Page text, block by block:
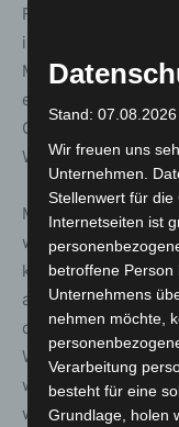
Forschungsprojekt
in den Großen
Millionen Euro eine
einen Tiefteil zur
Wellenmaschine
Mit der Erweiterung
weltweit einmalige
können
aus Seegang und
damit realitätsnah
Wellen, wie sie
werden, können
werden. Mit der
Stand: 07.08.2026
Wir freuen uns
Unternehmen.
Stellenwert für die
Internetseiten ist
betroffene
Unternehmens
nehmen möchte,
Verarbeitung
besteht für eine
Grundlage, holen